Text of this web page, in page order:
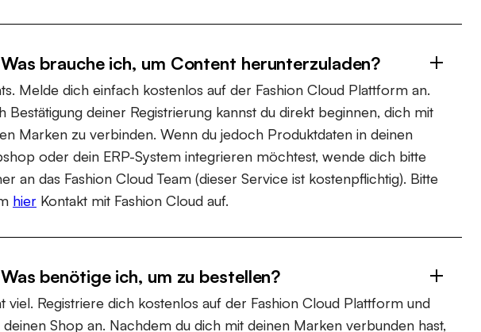
brauche ich, um Content herunterzuladen?
Melde dich einfach kostenlos auf der Fashion Cloud Plattform an.
Bestätigung deiner Registrierung kannst du direkt beginnen, dich mit
Marken zu verbinden. Wenn du jedoch Produktdaten in deinen
oder dein ERP-System integrieren möchtest, wende dich bitte
an das Fashion Cloud Team (dieser Service ist kostenpflichtig). Bitte
hier Kontakt mit Fashion Cloud auf.
benötige ich, um zu bestellen?
viel. Registriere dich kostenlos auf der Fashion Cloud Plattform und
deinen Shop an. Nachdem du dich mit deinen Marken verbunden hast,